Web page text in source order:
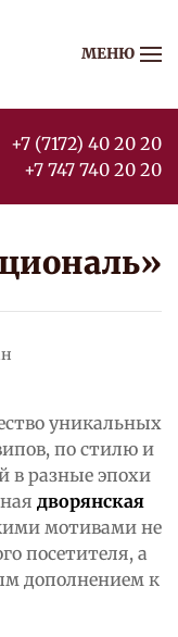
МЕНЮ
+7 (7172) 40 20 20
+7 747 740 20 20
уникальных
по стилю и
в разные эпохи
дворянская
мотивами не
посетителя, а
дополнением к